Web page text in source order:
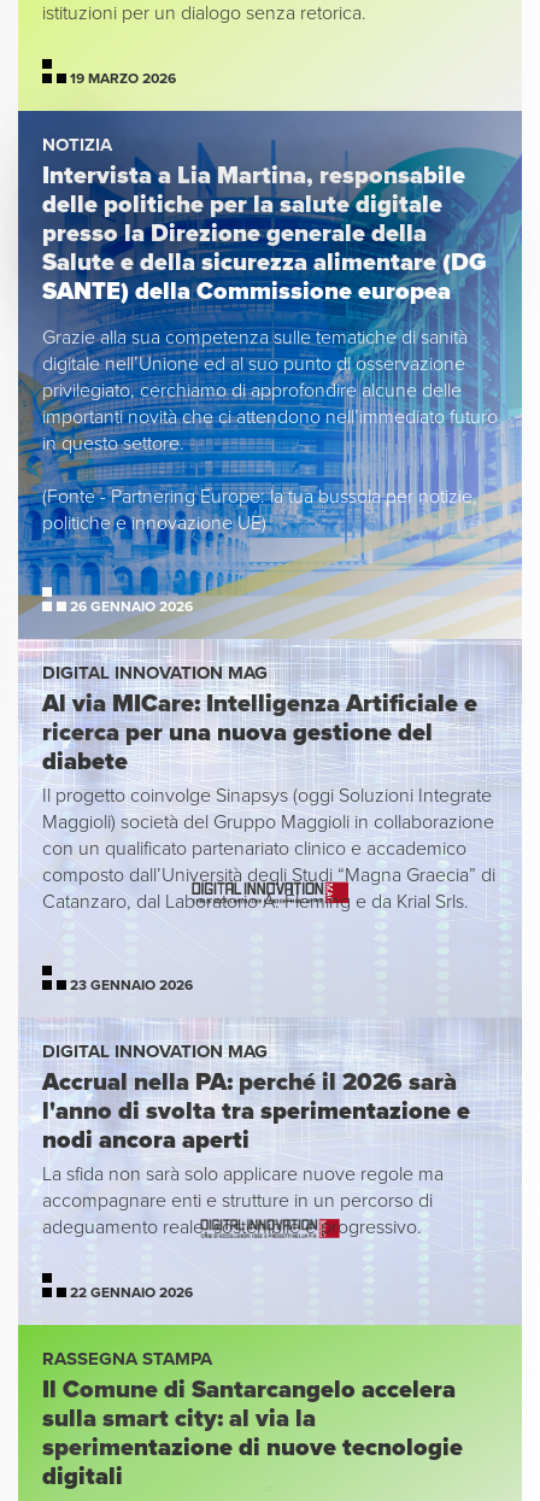
istituzioni per un dialogo senza retorica.
19 MARZO 2026
NOTIZIA
Intervista a Lia Martina, responsabile
delle politiche per la salute digitale
presso la Direzione generale della
Salute e della sicurezza alimentare (DG
SANTE) della Commissione europea
Grazie alla sua competenza sulle tematiche di sanità
digitale nell’Unione ed al suo punto di osservazione
privilegiato, cerchiamo di approfondire alcune delle
importanti novità che ci attendono nell’immediato futuro
in questo settore.
(Fonte - Partnering Europe: la tua bussola per notizie,
politiche e innovazione UE)
26 GENNAIO 2026
DIGITAL INNOVATION MAG
Al via MICare: Intelligenza Artificiale e
ricerca per una nuova gestione del
diabete
Il progetto coinvolge Sinapsys (oggi Soluzioni Integrate
Maggioli) società del Gruppo Maggioli in collaborazione
con un qualificato partenariato clinico e accademico
composto dall’Università degli Studi “Magna Graecia” di
Catanzaro, dal Laboratorio A. Fleming e da Krial Srls.
23 GENNAIO 2026
DIGITAL INNOVATION MAG
Accrual nella PA: perché il 2026 sarà
l'anno di svolta tra sperimentazione e
nodi ancora aperti
La sfida non sarà solo applicare nuove regole ma
accompagnare enti e strutture in un percorso di
adeguamento reale, sostenibile e progressivo.
22 GENNAIO 2026
RASSEGNA STAMPA
Il Comune di Santarcangelo accelera
sulla smart city: al via la
sperimentazione di nuove tecnologie
digitali